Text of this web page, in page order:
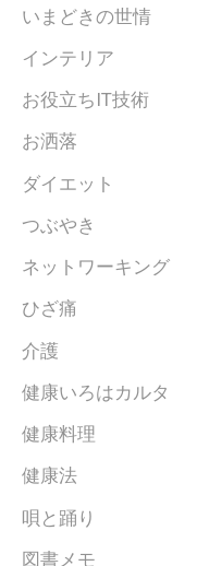
いまどきの世情
インテリア
お役立ちIT技術
お洒落
ダイエット
つぶやき
ネットワーキング
ひざ痛
介護
健康いろはカルタ
健康料理
健康法
唄と踊り
図書メモ